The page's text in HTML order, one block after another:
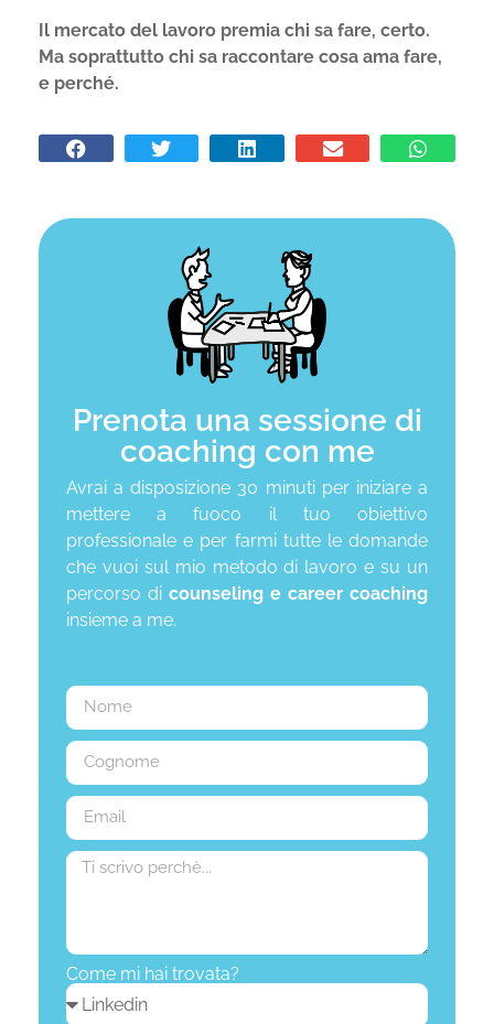
Il mercato del lavoro premia chi sa fare, certo.
Ma soprattutto chi sa raccontare cosa ama fare,
e perché.
Prenota una sessione di
coaching con me
Avrai a disposizione 30 minuti per iniziare a
mettere a fuoco il tuo obiettivo
professionale e per farmi tutte le domande
che vuoi sul mio metodo di lavoro e su un
percorso di counseling e career coaching
insieme a me.
Come mi hai trovata?